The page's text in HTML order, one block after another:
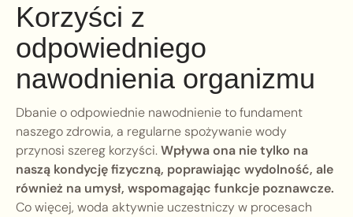
Korzyści z
odpowiedniego
nawodnienia organizmu
Dbanie o odpowiednie nawodnienie to fundament
naszego zdrowia, a regularne spożywanie wody
przynosi szereg korzyści.Wpływa ona nie tylko na
naszą kondycję fizyczną, poprawiając wydolność, ale
również na umysł, wspomagając funkcje poznawcze.
Co więcej, woda aktywnie uczestniczy w procesach